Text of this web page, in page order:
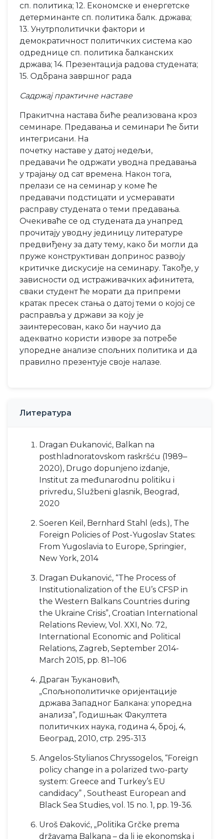
сп. политика; 12. Економске и енергетске
детерминанте сп. политика балк. држава;
13. Унутрполитички фактори и
демократичност политичких система као
одреднице сп. политика балканских
држава; 14. Презентација радова студената;
15. Одбрана завршног рада
Садржај практичне наставе
Пракитчна настава биће реализована кроз
семинаре. Предавања и семинари ће бити
интегрисани. На
почетку наставе у датој недељи,
предавачи ће одржати уводна предавања
у трајању од сат времена. Након тога,
прелази се на семинар у коме ће
предавачи подстицати и усмеравати
расправу студената о теми предавања.
Очекиваће се од студената да унапред
прочитају уводну јединицу литературе
предвиђену за дату тему, како би могли да
пруже конструктиван допринос развоју
критичке дискусије на семинару. Такође, у
зависности од истраживачких афинитета,
сваки студент ће морати да припреми
кратак пресек стања о датој теми о којој се
расправља у држави за коју је
заинтересован, како би научио да
адекватно користи изворе за потребе
упоредне анализе спољних политика и да
правилно презентује своје налазе.
Литература
Dragan Đukanović, Balkan na
posthladnoratovskom raskršću (1989‒
2020), Drugo dopunjeno izdanje,
Institut za međunarodnu politiku i
privredu, Službeni glasnik, Beograd,
2020
Soeren Keil, Bernhard Stahl (eds.), The
Foreign Policies of Post-Yugoslav States:
From Yugoslavia to Europe, Springier,
New York, 2014
Dragan Đukanović, “The Process of
Institutionalization of the EU’s CFSP in
the Western Balkans Countries during
the Ukraine Crisis”, Croatian International
Relations Review, Vol. XXI, No. 72,
International Economic and Political
Relations, Zagreb, September 2014-
March 2015, pp. 81–106
Драган Ђукановић,
„Спољнополитичке оријентације
држава Западног Балкана: упоредна
анализа“, Годишњак Факултета
политичких наука, година 4, број, 4,
Београд, 2010, стр. 295-313
Angelos-Stylianos Chryssogelos, “Foreign
policy change in a polarized two-party
system: Greece and Turkey’s EU
candidacy” , Southeast European and
Black Sea Studies, vol. 15 no. 1, pp. 19-36.
Uroš Đaković, „Politika Grčke prema
državama Balkana – da li je ekonomska i